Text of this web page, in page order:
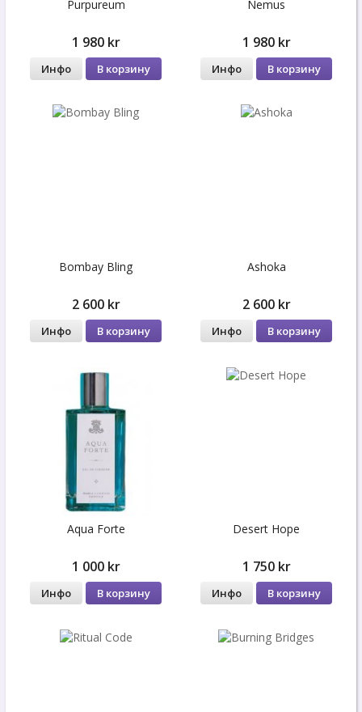
Purpureum
1 980 kr
Инфо В корзину
Nemus
1 980 kr
Инфо В корзину
Bombay Bling
2 600 kr
Инфо В корзину
Ashoka
2 600 kr
Инфо В корзину
Aqua Forte
1 000 kr
Инфо В корзину
Desert Hope
1 750 kr
Инфо В корзину